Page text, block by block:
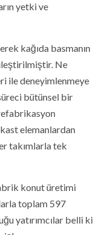
yetki ve
kağıda basmanın
Ne
ile deneyimlenmeye
bütünsel bir
elemanlardan
takımlarla tek
konut üretimi
toplam 597
yatırımcılar belli ki